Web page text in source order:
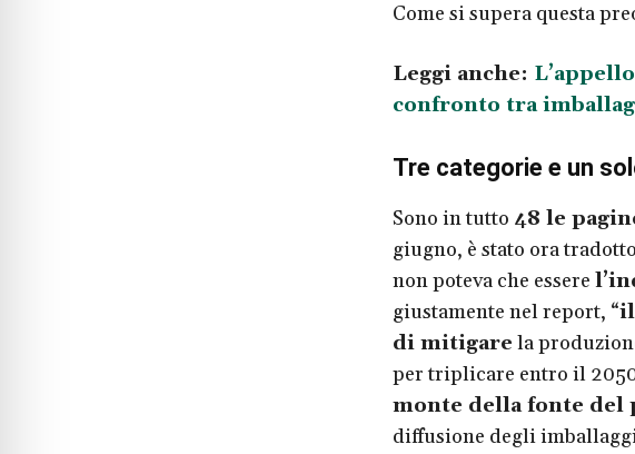
Come si supera questa
Leggi anche:
confronto tra
Tre categorie e un
Sono in tutto 48 le
giugno, è stato ora
non poteva che essere
giustamente nel report, “il
di mitigare la
per triplicare entro il
monte della fonte del
diffusione degli